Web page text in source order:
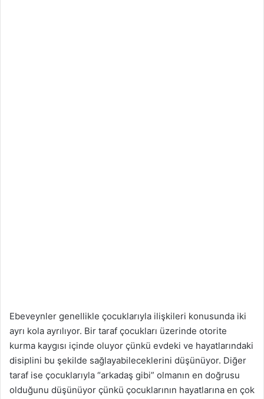
Ebeveynler genellikle çocuklarıyla ilişkileri konusunda iki
ayrı kola ayrılıyor. Bir taraf çocukları üzerinde otorite
kurma kaygısı içinde oluyor çünkü evdeki ve hayatlarındaki
disiplini bu şekilde sağlayabileceklerini düşünüyor. Diğer
taraf ise çocuklarıyla “arkadaş gibi” olmanın en doğrusu
olduğunu düşünüyor çünkü çocuklarının hayatlarına en çok